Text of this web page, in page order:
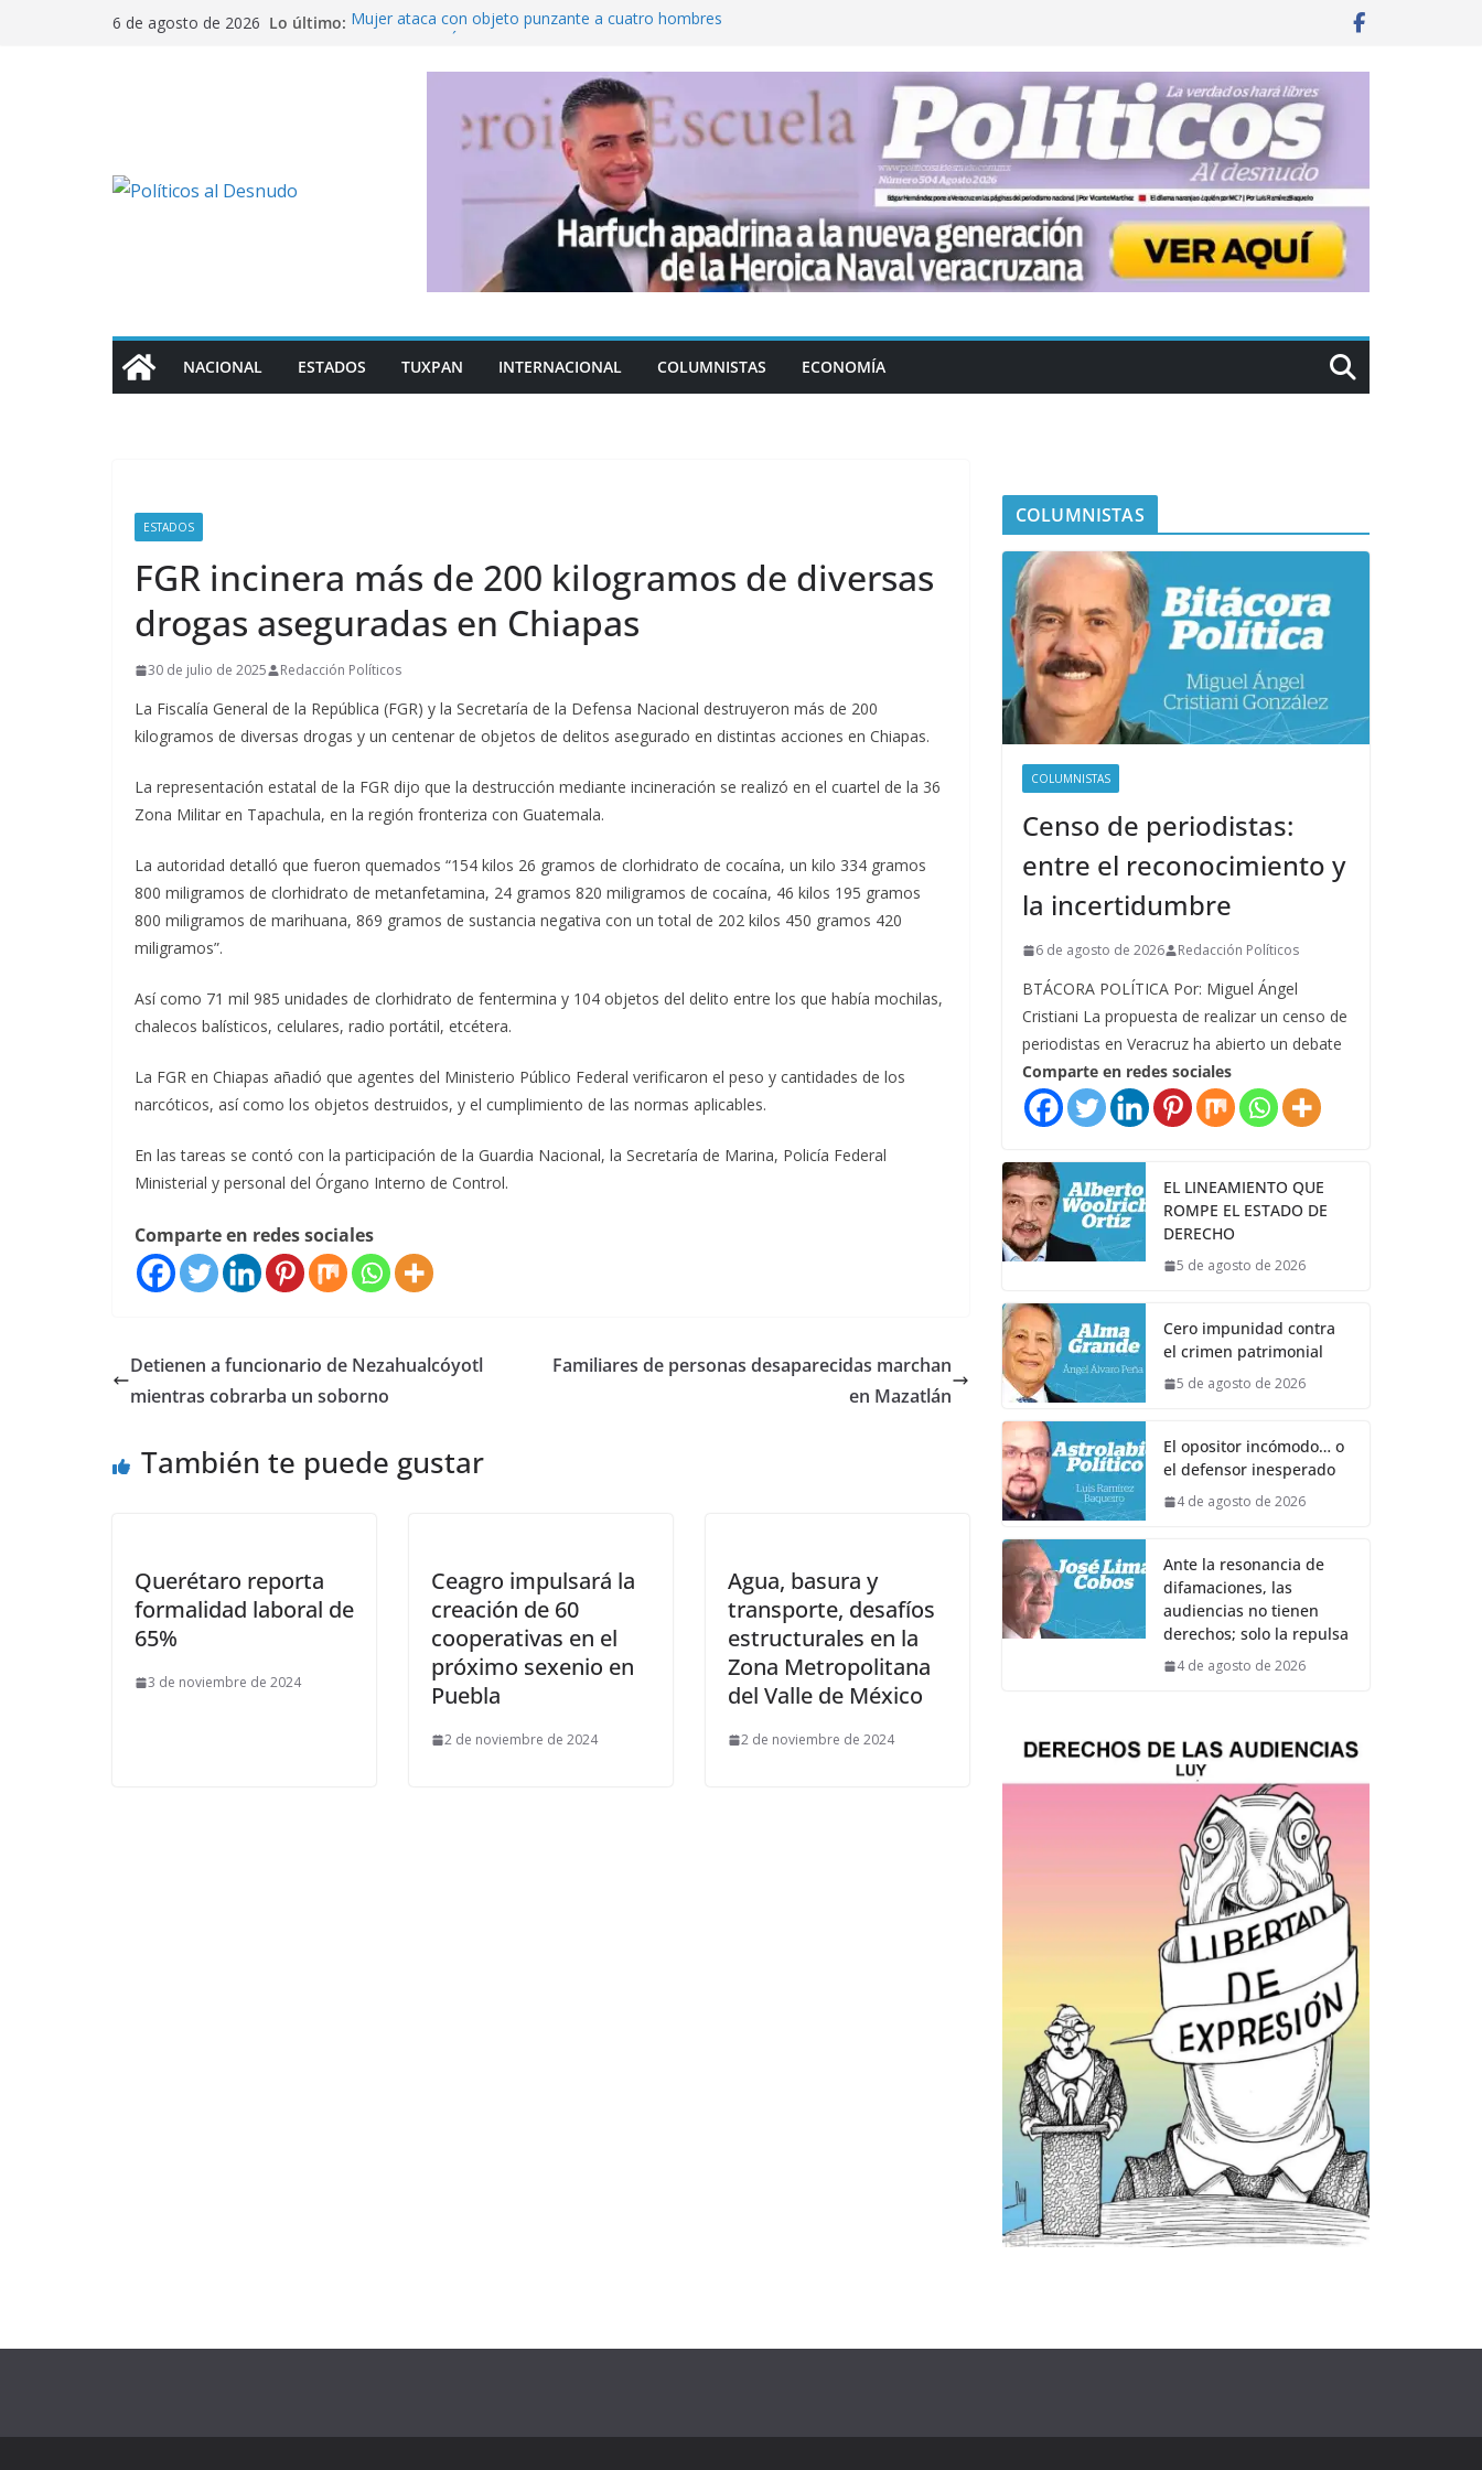
6 de agosto de 2026 Lo último: Mujer ataca con objeto punzante a cuatro hombres
México busca reactivar la exportación de aguacate de
Michoacán a los Estados Unidos
Ofrece SEP regularización a escuelas para dejar el esquema
Rechaza Nahle persecución política en casos de desafuero
de los alcaldes de Movimiento Ciudadano
NACIONAL ESTADOS TUXPAN INTERNACIONAL COLUMNISTAS ECONOMÍA
ESTADOS
FGR incinera más de 200 kilogramos de diversas
drogas aseguradas en Chiapas
30 de julio de 2025 Redacción Políticos
La Fiscalía General de la República (FGR) y la Secretaría de la Defensa Nacional destruyeron más de 200
kilogramos de diversas drogas y un centenar de objetos de delitos asegurado en distintas acciones en Chiapas.
La representación estatal de la FGR dijo que la destrucción mediante incineración se realizó en el cuartel de la 36
Zona Militar en Tapachula, en la región fronteriza con Guatemala.
La autoridad detalló que fueron quemados “154 kilos 26 gramos de clorhidrato de cocaína, un kilo 334 gramos
800 miligramos de clorhidrato de metanfetamina, 24 gramos 820 miligramos de cocaína, 46 kilos 195 gramos
800 miligramos de marihuana, 869 gramos de sustancia negativa con un total de 202 kilos 450 gramos 420
miligramos”.
Así como 71 mil 985 unidades de clorhidrato de fentermina y 104 objetos del delito entre los que había mochilas,
chalecos balísticos, celulares, radio portátil, etcétera.
La FGR en Chiapas añadió que agentes del Ministerio Público Federal verificaron el peso y cantidades de los
narcóticos, así como los objetos destruidos, y el cumplimiento de las normas aplicables.
En las tareas se contó con la participación de la Guardia Nacional, la Secretaría de Marina, Policía Federal
Ministerial y personal del Órgano Interno de Control.
Comparte en redes sociales
Detienen a funcionario de Nezahualcóyotl
mientras cobrarba un soborno
Familiares de personas desaparecidas marchan
en Mazatlán
También te puede gustar
Querétaro reporta
formalidad laboral de
65%
3 de noviembre de 2024
Ceagro impulsará la
creación de 60
cooperativas en el
próximo sexenio en
Puebla
2 de noviembre de 2024
Agua, basura y
transporte, desafíos
estructurales en la
Zona Metropolitana
del Valle de México
2 de noviembre de 2024
COLUMNISTAS
COLUMNISTAS
Censo de periodistas:
entre el reconocimiento y
la incertidumbre
6 de agosto de 2026 Redacción Políticos
BTÁCORA POLÍTICA Por: Miguel Ángel
Cristiani La propuesta de realizar un censo de
periodistas en Veracruz ha abierto un debate
Comparte en redes sociales
EL LINEAMIENTO QUE
ROMPE EL ESTADO DE
DERECHO
5 de agosto de 2026
Cero impunidad contra
el crimen patrimonial
5 de agosto de 2026
El opositor incómodo… o
el defensor inesperado
4 de agosto de 2026
Ante la resonancia de
difamaciones, las
audiencias no tienen
derechos; solo la repulsa
4 de agosto de 2026